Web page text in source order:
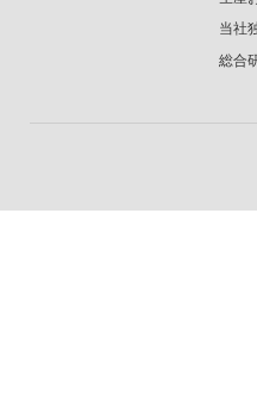
当社
総合